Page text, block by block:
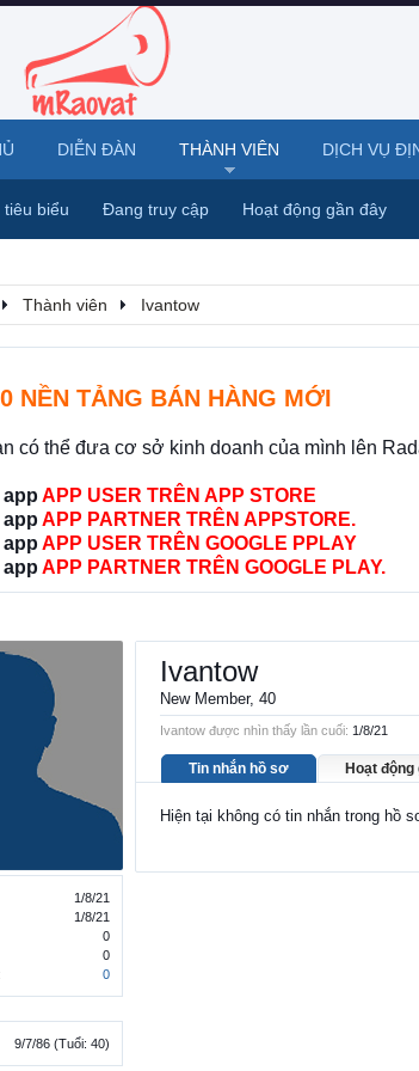
Thành viên Ivantow
NỀN TẢNG BÁN HÀNG MỚI
có thể đưa cơ sở kinh doanh của mình lên
app APP USER TRÊN APP STORE
app APP PARTNER TRÊN APPSTORE.
app APP USER TRÊN GOOGLE PPLAY
app APP PARTNER TRÊN GOOGLE PLAY.
1/8/21
1/8/21
0
0
0
9/7/86 (Tuổi: 40)
Ivantow
New Member, 40
Ivantow được nhìn thấy lần cuối: 1/8/21
Tin nhắn hồ sơ Hoạt động
Hiện tại không có tin nhắn trong hồ
DIỄN ĐÀN THÀNH VIÊN
biểu Đang truy cập Hoạt động gần đây
DỊCH VỤ